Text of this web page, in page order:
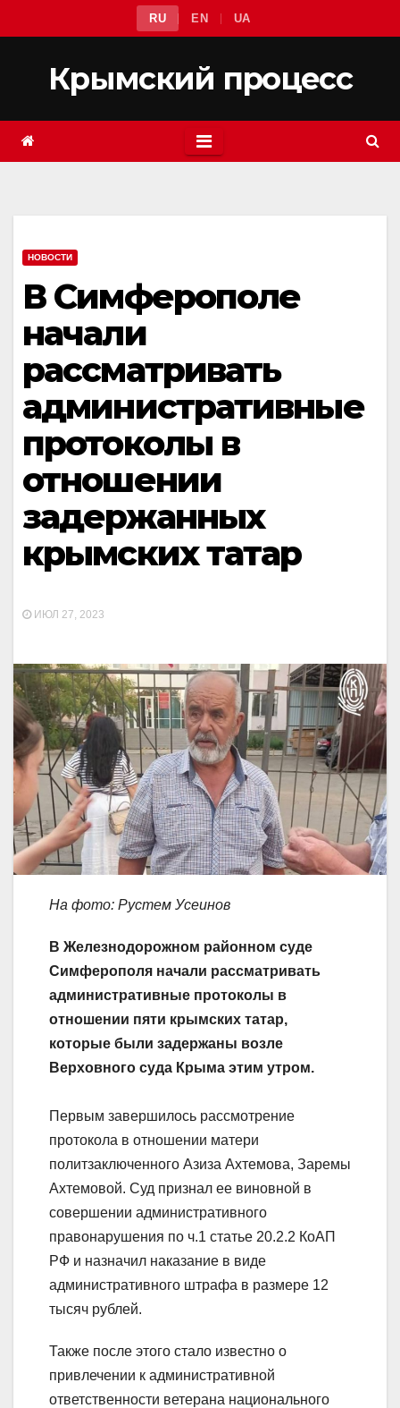
к
содержимому
RU EN UA
Крымский процесс
НОВОСТИ
В Симферополе
начали
рассматривать
административные
протоколы в
отношении
задержанных
крымских татар
ИЮЛ 27, 2023
На фото: Рустем Усеинов
В Железнодорожном районном суде
Симферополя начали рассматривать
административные протоколы в
отношении пяти крымских татар,
которые были задержаны возле
Верховного суда Крыма этим утром.
Первым завершилось рассмотрение
протокола в отношении матери
политзаключенного Азиза Ахтемова, Заремы
Ахтемовой. Суд признал ее виновной в
совершении административного
правонарушения по ч.1 статье 20.2.2 КоАП
РФ и назначил наказание в виде
административного штрафа в размере 12
тысяч рублей.
Также после этого стало известно о
привлечении к административной
ответственности ветерана национального